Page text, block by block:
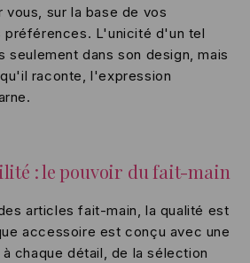
sur la base de vos
L'unicité d'un tel
seulement dans son design, mais
raconte, l'expression
: le pouvoir du fait-main
articles fait-main, la qualité est
accessoire est conçu avec une
chaque détail, de la sélection